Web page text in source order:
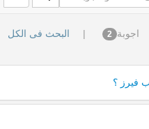
اجوبة 2
| البحث فى الكل